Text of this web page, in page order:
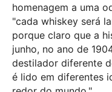
homenagem a uma
"cada whiskey será
porque claro que a
junho, no ano de
destilador diferente
é lido em diferentes